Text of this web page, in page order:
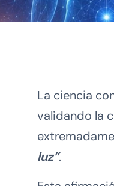
La ciencia
validando la
luz”.